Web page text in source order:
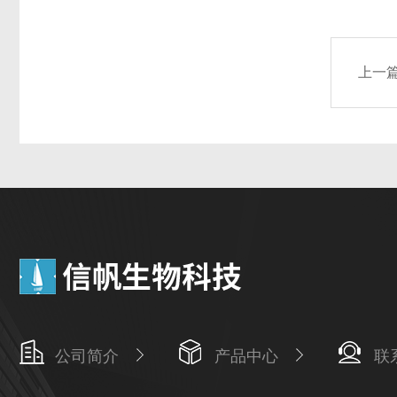
上一
公司简介 产品中心 联